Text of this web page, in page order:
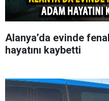
Alanya’da evinde
hayatını kaybetti